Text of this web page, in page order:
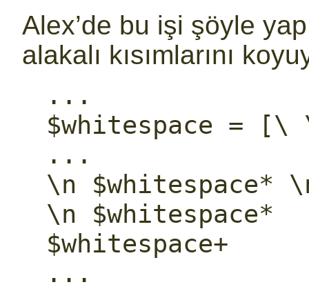
Alex’de bu işi şöyle
alakalı kısımlarını
...
$whitespace =
...
\n $whitespace*
\n
$whitespace+
...